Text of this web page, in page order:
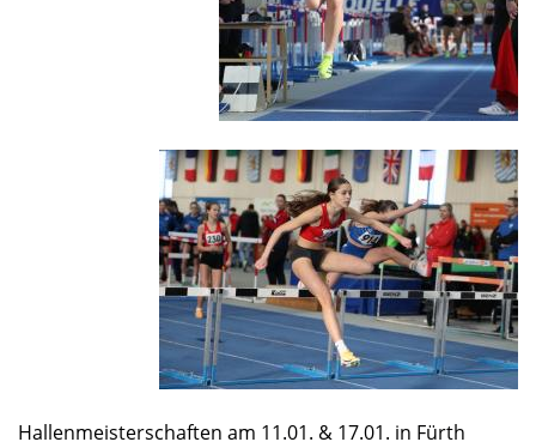
Hallenmeisterschaften am 11.01. & 17.01. in Fürth